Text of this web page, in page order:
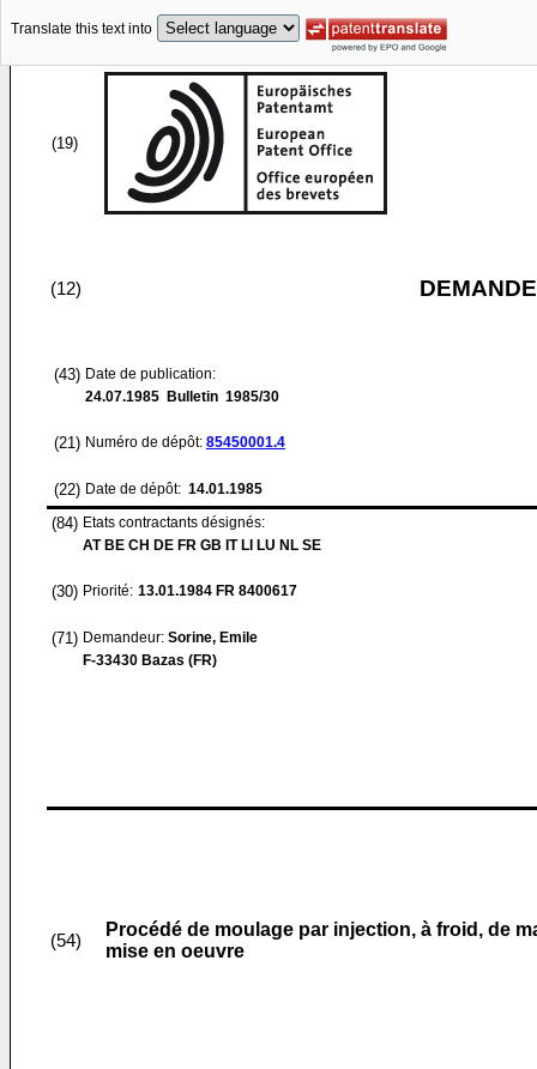
Translate this text into
(19)
(12)
(43) Date de publication:
24.07.1985 Bulletin 1985/30
(21) Numéro de dépôt: 85450001.4
(22) Date de dépôt: 14.01.1985
(84) Etats contractants désignés:
AT BE CH DE FR GB IT LI LU NL SE
(30) Priorité: 13.01.1984 FR 8400617
(71) Demandeur: Sorine, Emile
F-33430 Bazas (FR)
(54)
Procédé de moulage par injection, à froid, de
mise en oeuvre